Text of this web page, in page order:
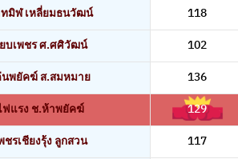
มิฬ เหลี่ยมธนวัฒน์ 118
บเพชร ศ.ศศิวัฒน์ 102
นพยัคฆ์ ส.สมหมาย 136
ฟแรง ช.ห้าพยัคฆ์ 129
ชรเชียงรุ้ง ลูกสวน 117